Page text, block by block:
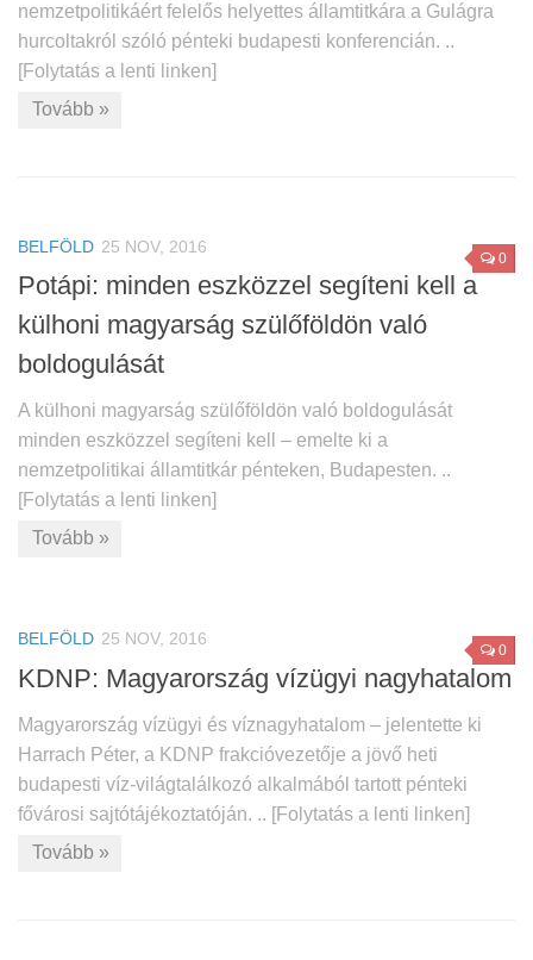
nemzetpolitikáért felelős helyettes államtitkára a Gulágra
hurcoltakról szóló pénteki budapesti konferencián. ..
[Folytatás a lenti linken]
Tovább »
0
BELFÖLD 25 NOV, 2016
Potápi: minden eszközzel segíteni kell a
külhoni magyarság szülőföldön való
boldogulását
A külhoni magyarság szülőföldön való boldogulását
minden eszközzel segíteni kell – emelte ki a
nemzetpolitikai államtitkár pénteken, Budapesten. ..
[Folytatás a lenti linken]
Tovább »
0
BELFÖLD 25 NOV, 2016
KDNP: Magyarország vízügyi nagyhatalom
Magyarország vízügyi és víznagyhatalom – jelentette ki
Harrach Péter, a KDNP frakcióvezetője a jövő heti
budapesti víz-világtalálkozó alkalmából tartott pénteki
fővárosi sajtótájékoztatóján. .. [Folytatás a lenti linken]
Tovább »